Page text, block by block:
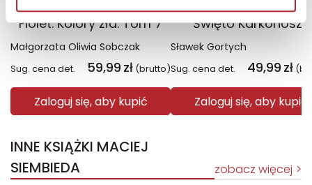
Fiolet. Kolory zła. Tom 7
Małgorzata Oliwia Sobczak
Sug. cena det. 59,99 zł (brutto)
Zaloguj się, aby kupić
Święto Karkonoszy
Sławek Gortych
Sug. cena det. 49,99 zł
Zaloguj się, aby kupić
INNE KSIĄŻKI MACIEJ
SIEMBIEDA
zobacz więcej